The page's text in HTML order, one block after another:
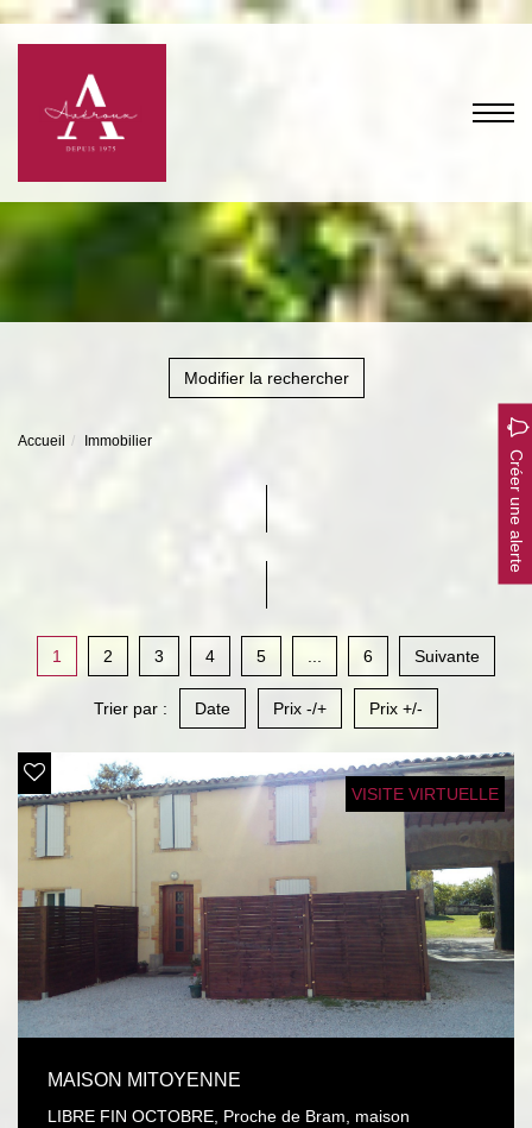
Modifier la rechercher
Accueil Immobilier
Créer une alerte
1 2 3 4 5 6 Suivante
Trier par : Date Prix -/+ Prix +/-
VISITE VIRTUELLE
MAISON MITOYENNE
LIBRE FIN OCTOBRE, Proche de Bram, maison